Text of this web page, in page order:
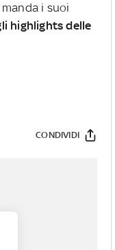
manda i suoi
highlights delle
CONDIVIDI